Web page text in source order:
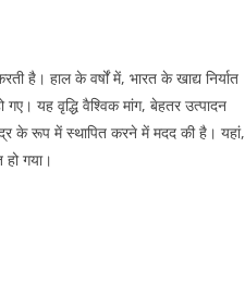
है। हाल के वर्षों में, भारत के खाद्य निर्यात
यह वृद्धि वैश्विक मांग, बेहतर उत्पादन
के रूप में स्थापित करने में मदद की है। यहां,
गया।​